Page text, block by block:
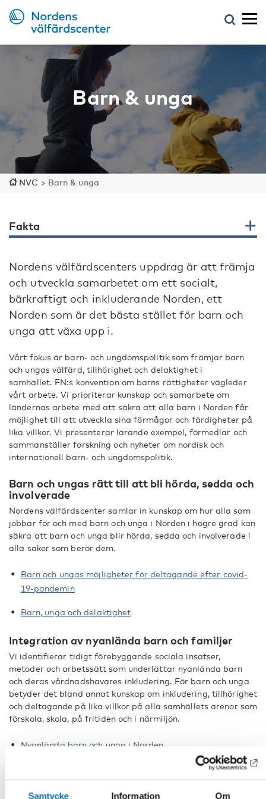
Samtycke Information Om
Barn & unga
NVC > Barn & unga
Fakta
Nordens välfärdscenters uppdrag är att främja
och utveckla samarbetet om ett socialt,
bärkraftigt och inkluderande Norden, ett
Norden som är det bästa stället för barn och
unga att växa upp i.
Vårt fokus är barn- och ungdomspolitik som främjar barn
och ungas välfärd, tillhörighet och delaktighet i
samhället. FN:s konvention om barns rättigheter vägleder
vårt arbete. Vi prioriterar kunskap och samarbete om
ländernas arbete med att säkra att alla barn i Norden får
möjlighet till att utveckla sina förmågor och färdigheter på
lika villkor. Vi presenterar lärande exempel, förmedlar och
sammanställer forskning och nyheter om nordisk och
internationell barn- och ungdomspolitik.
Barn och ungas rätt till att bli hörda, sedda och
involverade
Nordens välfärdscenter samlar in kunskap om hur alla som
jobbar för och med barn och unga i Norden i högre grad kan
säkra att barn och unga blir hörda, sedda och involverade i
alla saker som berör dem.
Barn och ungas möjligheter för deltagande efter covid-
19-pandemin
Barn, unga och delaktighet
Integration av nyanlända barn och familjer
Vi identifierar tidigt förebyggande sociala insatser,
metoder och arbetssätt som underlättar nyanlända barn
och deras vårdnadshavares inkludering. För barn och unga
betyder det bland annat kunskap om inkludering, tillhörighet
och deltagande på lika villkor på alla samhällets arenor som
förskola, skola, på fritiden och i närmiljön.
Nyanlända barn och unga i Norden
Förskolan – den första och viktigaste inkluderingsarenan